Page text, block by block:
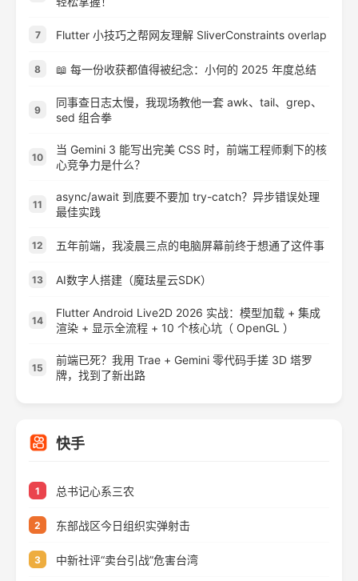
7 Flutter 小技巧之帮网友理解 SliverConstraints overlap
8 📖 每一份收获都值得被纪念：小何的 2025 年度总结
9
同事查日志太慢，我现场教他一套 awk、tail、grep、
sed 组合拳
10
当 Gemini 3 能写出完美 CSS 时，前端工程师剩下的核
心竞争力是什么？
11
async/await 到底要不要加 try-catch？异步错误处理
最佳实践
12 五年前端，我凌晨三点的电脑屏幕前终于想通了这件事
13 AI数字人搭建（魔珐星云SDK）
14
Flutter Android Live2D 2026 实战：模型加载 + 集成
渲染 + 显示全流程 + 10 个核心坑（ OpenGL ）
15
前端已死？我用 Trae + Gemini 零代码手搓 3D 塔罗
牌，找到了新出路
快手
1 总书记心系三农
2 东部战区今日组织实弹射击
3 中新社评“卖台引战”危害台湾